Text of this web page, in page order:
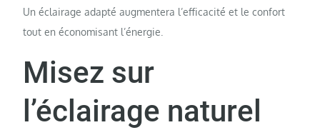
Un éclairage adapté augmentera l’efficacité et le confort
tout en économisant l’énergie.
Misez sur
l’éclairage naturel